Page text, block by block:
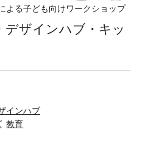
よる子ども向けワークショップ
ザインハブ・キッ
インハブ
教育